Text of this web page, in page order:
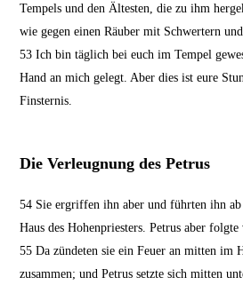
Tempels und den Ältesten, die zu ihm
wie gegen einen Räuber mit Schwertern
53Ich bin täglich bei euch im Tempel
Hand an mich gelegt. Aber dies ist eure
Finsternis.
Die Verleugnung des Petrus
54 Sie ergriffen ihn aber und führten ihn
Haus des Hohenpriesters. Petrus aber
55Da zündeten sie ein Feuer an mitten im
zusammen; und Petrus setzte sich mitten